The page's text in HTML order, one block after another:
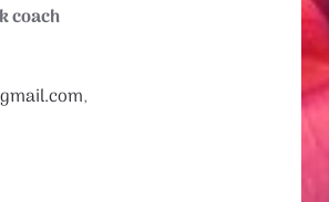
coach
,